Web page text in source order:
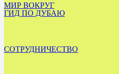
МИР ВОКРУГ
ГИД ПО ДУБАЮ
СОТРУДНИЧЕСТВО